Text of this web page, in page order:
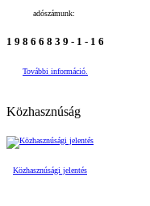
adószámunk:
1 9 8 6 6 8 3 9 - 1 - 1 6
További információ.
Közhasznúság
Közhasznúsági jelentés